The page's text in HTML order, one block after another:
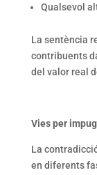
Qualsevol
La sentència
contribuents
del valor real
Vies per
La
en diferents